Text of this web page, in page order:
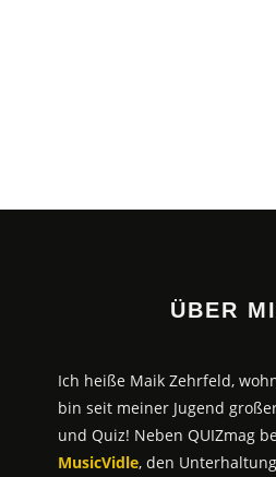
ÜBER
Ich heiße Maik Zehrfeld,
bin seit meiner Jugend
und Quiz! Neben QUIZmag
MusicVidle, den